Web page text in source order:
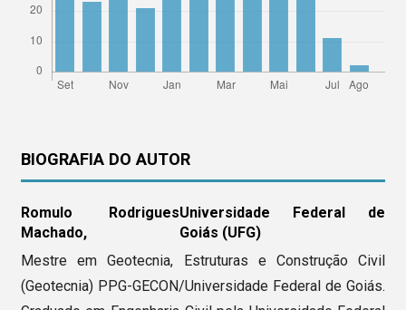
BIOGRAFIA DO AUTOR
Romulo Rodrigues
Machado,
Universidade Federal de
Goiás (UFG)
Mestre em Geotecnia, Estruturas e Construção Civil
(Geotecnia) PPG-GECON/Universidade Federal de Goiás.